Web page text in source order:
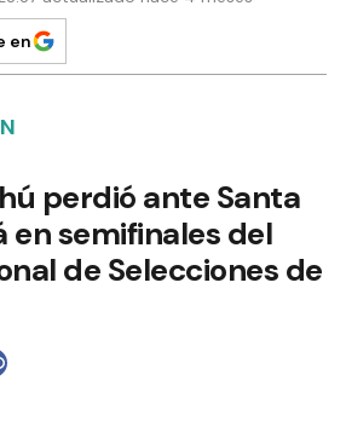
en
perdió ante Santa
en semifinales del
de Selecciones de